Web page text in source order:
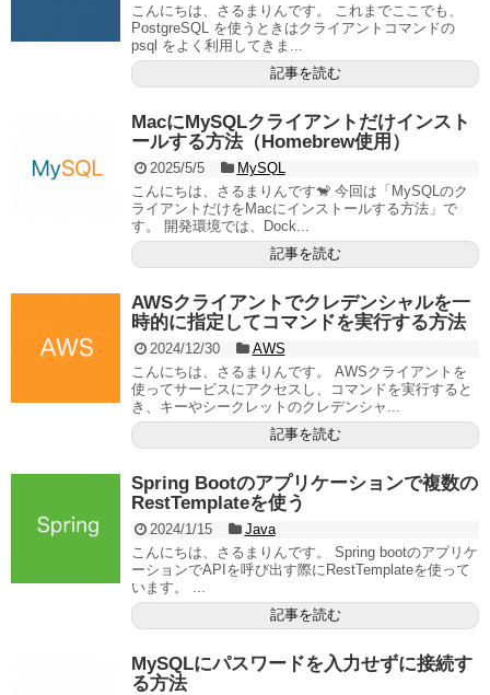
こんにちは、さるまりんです。 これまでここでも、
PostgreSQL を使うときはクライアントコマンドの
psql をよく利用してきま...
記事を読む
MacにMySQLクライアントだけインスト
ールする方法（Homebrew使用）
2025/5/5
MySQL
こんにちは、さるまりんです🐒 今回は「MySQLのク
ライアントだけをMacにインストールする方法」で
す。 開発環境では、Dock...
記事を読む
AWSクライアントでクレデンシャルを一
時的に指定してコマンドを実行する方法
2024/12/30
AWS
こんにちは、さるまりんです。 AWSクライアントを
使ってサービスにアクセスし、コマンドを実行すると
き、キーやシークレットのクレデンシャ...
記事を読む
Spring Bootのアプリケーションで複数の
RestTemplateを使う
2024/1/15
Java
こんにちは、さるまりんです。 Spring bootのアプリケ
ーションでAPIを呼び出す際にRestTemplateを使って
います。 ...
記事を読む
MySQLにパスワードを入力せずに接続す
る方法